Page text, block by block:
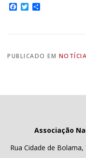
Facebook
Twitter
PUBLICADO EM
Associação
Rua Cidade de